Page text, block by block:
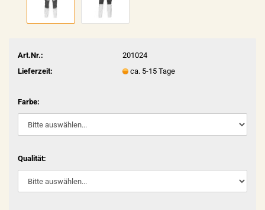
Art.Nr.:
201024
Lieferzeit:
ca. 5-15 Tage
Farbe:
Qualität: